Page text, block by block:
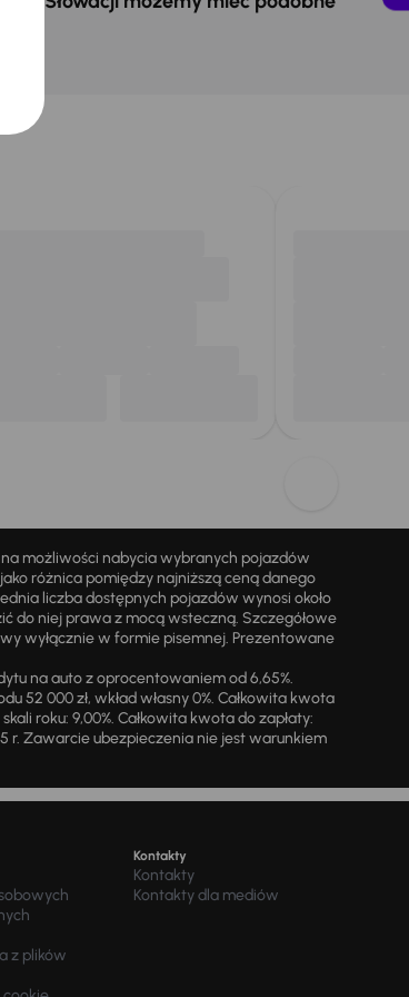
na możliwości nabycia wybranych pojazdów
różnica pomiędzy najniższą ceną danego
liczba dostępnych pojazdów wynosi około
do niej prawa z mocą wsteczną. Szczegółowe
wyłącznie w formie pisemnej. Prezentowane
na auto z oprocentowaniem od 6,65%.
52 000 zł, wkład własny 0%. Całkowita kwota
roku: 9,00%. Całkowita kwota do zapłaty:
r. Zawarcie ubezpieczenia nie jest warunkiem
z plików
Kontakty
Kontakty
Kontakty dla mediów